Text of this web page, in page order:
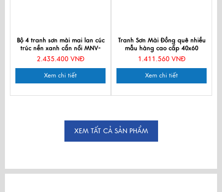
Bộ 4 tranh sơn mài mai lan cúc
trúc nền xanh cẩn nổi MNV-
SMA250-1
2.435.400 VNĐ
Xem chi tiết
Tranh Sơn Mài Đồng quê nhiều
mẫu hàng cao cấp 40x60
MNV-TSM46_02
1.411.560 VNĐ
Xem chi tiết
XEM TẤT CẢ SẢN PHẨM